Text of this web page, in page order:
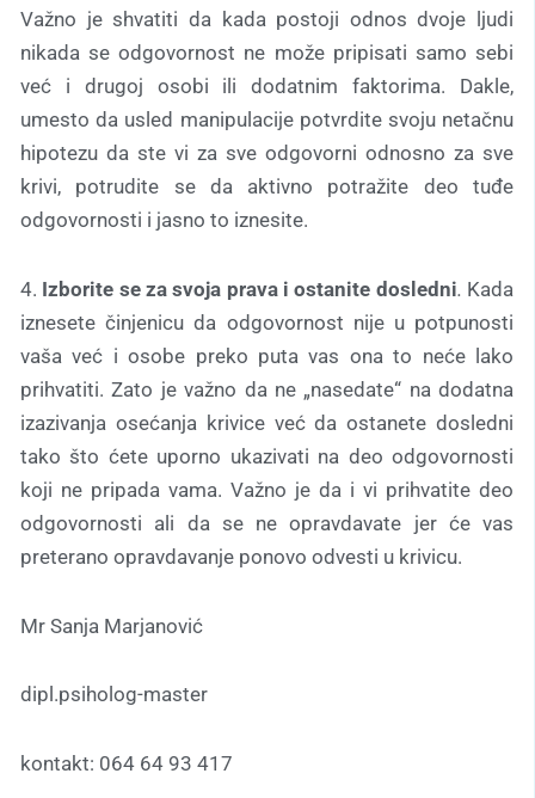
Važno je shvatiti da kada postoji odnos dvoje ljudi
nikada se odgovornost ne može pripisati samo sebi
već i drugoj osobi ili dodatnim faktorima. Dakle,
umesto da usled manipulacije potvrdite svoju netačnu
hipotezu da ste vi za sve odgovorni odnosno za sve
krivi, potrudite se da aktivno potražite deo tuđe
odgovornosti i jasno to iznesite.
4. Izborite se za svoja prava i ostanite dosledni. Kada
iznesete činjenicu da odgovornost nije u potpunosti
vaša već i osobe preko puta vas ona to neće lako
prihvatiti. Zato je važno da ne „nasedate“ na dodatna
izazivanja osećanja krivice već da ostanete dosledni
tako što ćete uporno ukazivati na deo odgovornosti
koji ne pripada vama. Važno je da i vi prihvatite deo
odgovornosti ali da se ne opravdavate jer će vas
preterano opravdavanje ponovo odvesti u krivicu.
Mr Sanja Marjanović
dipl.psiholog-master
kontakt: 064 64 93 417